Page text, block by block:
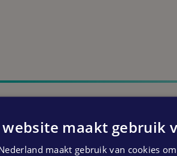
rechten ontleend worden aan
website maakt gebruik
maakt gebruik van cookies